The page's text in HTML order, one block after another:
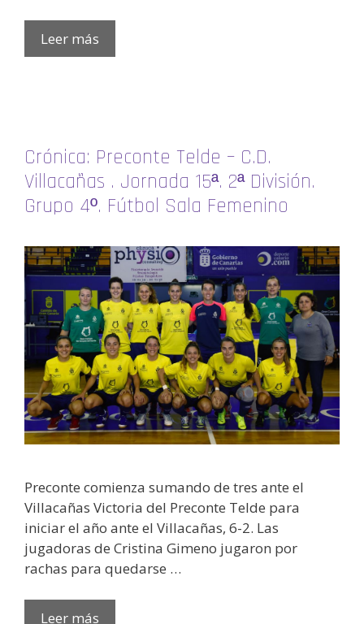
Leer más
Crónica: Preconte Telde – C.D.
Villacañas . Jornada 15ª. 2ª División.
Grupo 4º. Fútbol Sala Femenino
Preconte comienza sumando de tres ante el
Villacañas Victoria del Preconte Telde para
iniciar el año ante el Villacañas, 6-2. Las
jugadoras de Cristina Gimeno jugaron por
rachas para quedarse …
Leer más